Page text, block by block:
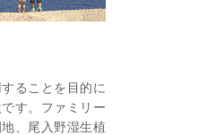
ることを目的に
す。ファミリー
、尾入野湿生植